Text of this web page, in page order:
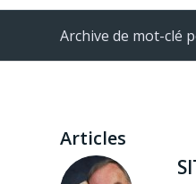
Archive de mot-clé
Articles